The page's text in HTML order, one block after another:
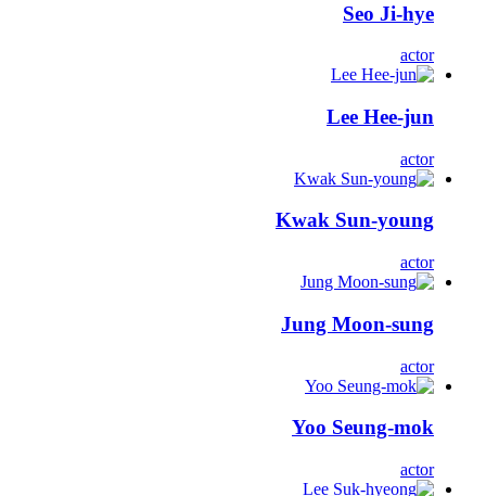
Seo Ji-hye
actor
Lee Hee-jun
actor
Kwak Sun-young
actor
Jung Moon-sung
actor
Yoo Seung-mok
actor